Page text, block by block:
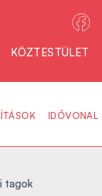
KÖZTESTÜLET
IDŐVONAL
tagok